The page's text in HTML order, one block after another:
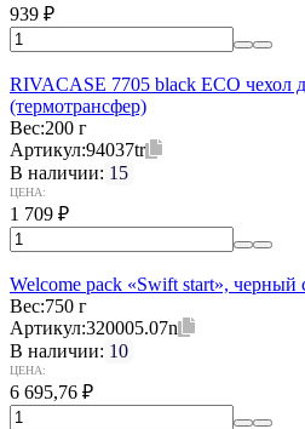
939 ₽
RIVACASE 7705 black ECO чехол
(термотрансфер)
Вес:200 г
Артикул:94037tr
В наличии: 15
ЦЕНА:
1 709 ₽
Welcome pack «Swift start», черный
Вес:750 г
Артикул:320005.07n
В наличии: 10
ЦЕНА:
6 695,76 ₽